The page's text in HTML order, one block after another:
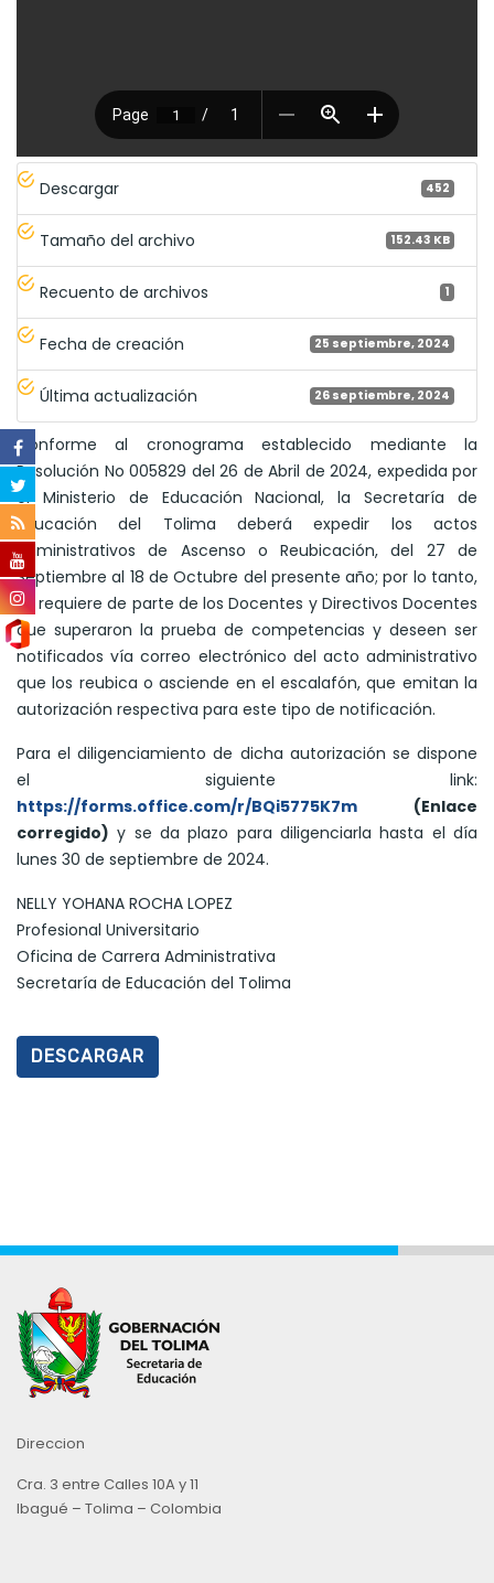
Descargar 452
Tamaño del archivo 152.43 KB
Recuento de archivos 1
Fecha de creación 25 septiembre, 2024
Última actualización 26 septiembre, 2024
Conforme al cronograma establecido mediante la
Resolución No 005829 del 26 de Abril de 2024, expedida por
el Ministerio de Educación Nacional, la Secretaría de
Educación del Tolima deberá expedir los actos
administrativos de Ascenso o Reubicación, del 27 de
Septiembre al 18 de Octubre del presente año; por lo tanto,
se requiere de parte de los Docentes y Directivos Docentes
que superaron la prueba de competencias y deseen ser
notificados vía correo electrónico del acto administrativo
que los reubica o asciende en el escalafón, que emitan la
autorización respectiva para este tipo de notificación.
Para el diligenciamiento de dicha autorización se dispone
el siguiente link:
https://forms.office.com/r/BQi5775K7m
(Enlace
corregido) y se da plazo para diligenciarla hasta el día
lunes 30 de septiembre de 2024.
NELLY YOHANA ROCHA LOPEZ
Profesional Universitario
Oficina de Carrera Administrativa
Secretaría de Educación del Tolima
DESCARGAR
Direccion
Cra. 3 entre Calles 10A y 11
Ibagué – Tolima – Colombia